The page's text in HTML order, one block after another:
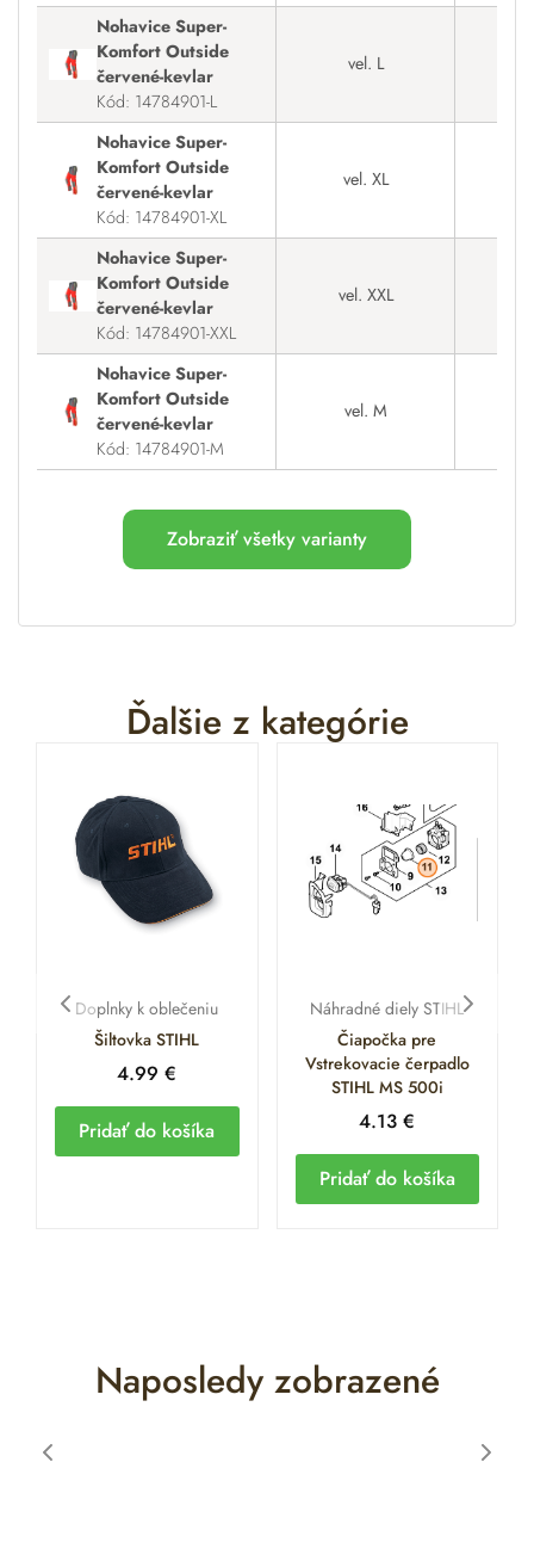
Nohavice Super-
Komfort Outside
červené-kevlar
Kód: 14784901-L
vel. L
Nohavice Super-
Komfort Outside
červené-kevlar
Kód: 14784901-XL
vel. XL
Nohavice Super-
Komfort Outside
červené-kevlar
Kód: 14784901-XXL
vel. XXL
Nohavice Super-
Komfort Outside
červené-kevlar
Kód: 14784901-M
vel. M
Zobraziť všetky varianty
Ďalšie z kategórie
Doplnky k oblečeniu
Šiltovka STIHL
4.99€
Pridať do košíka
Náhradné diely STIHL
Čiapočka pre
Vstrekovacie čerpadlo
STIHL MS 500i
4.13€
Pridať do košíka
Naposledy zobrazené